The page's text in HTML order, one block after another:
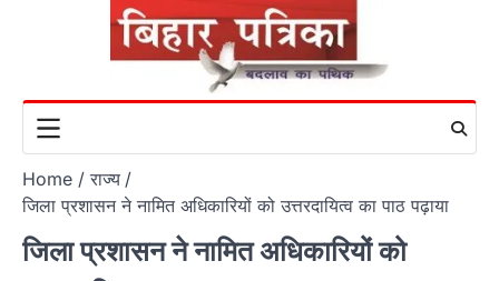
Home
राज्य
जिला प्रशासन ने नामित अधिकारियों को उत्तरदायित्व का पाठ पढ़ाया
जिला प्रशासन ने नामित अधिकारियों को